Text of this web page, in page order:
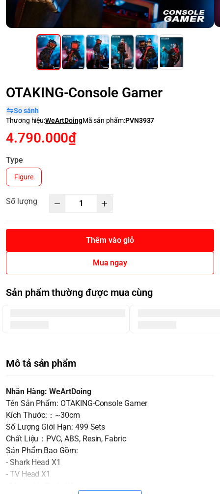
OTAKING-Console Gamer
So sánh
Thương hiệu:WeArtDoingMã sản phẩm:PVN3937
4.790.000₫
Type
Figure
Số lượng
Thêm vào giỏ
Mua ngay
Sản phẩm thường được mua cùng
Mô tả sản phẩm
Nhãn Hàng: WeArtDoing
Tên Sản Phẩm: OTAKING-Console Gamer
Kích Thước:：~30cm
Số Lượng Giới Hạn: 499 Sets
Chất Liệu：PVC, ABS, Resin, Fabric
Sản Phẩm Bao Gồm:
- Shark Head X1
- TV Head X1